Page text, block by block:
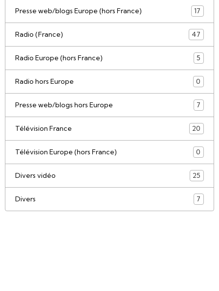
Presse web/blogs Europe (hors France) 17
Radio (France) 47
Radio Europe (hors France) 5
Radio hors Europe 0
Presse web/blogs hors Europe 7
Télévision France 20
Télévision Europe (hors France) 0
Divers vidéo 25
Divers 7